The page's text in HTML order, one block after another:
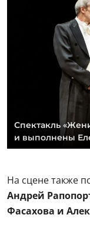
Спектакль
и выполнены
На сцене также
Андрей
Фасахова и